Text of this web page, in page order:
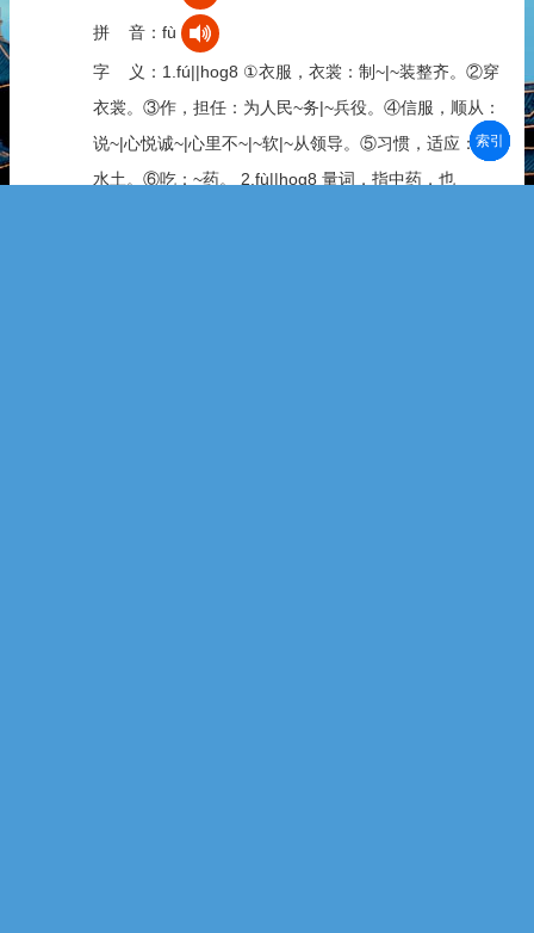
拼 音：fù
字 义：1.fú||hog8 ①衣服，衣裳：制~|~装整齐。②穿
衣裳。③作，担任：为人民~务|~兵役。④信服，顺从：
说~|心悦诚~|心里不~|~软|~从领导。⑤习惯，适应：不~
水土。⑥吃：~药。 2.fù||hog8 量词，指中药，也
部首
笔划
拼音
潮拼